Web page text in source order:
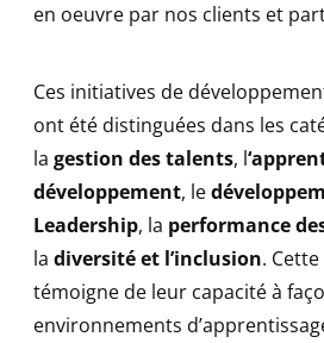
en oeuvre par nos clients et
Ces initiatives de
ont été distinguées dans les
la gestion des talents, l
développement, le
Leadership, la performance
la diversité et l’inclusion.
témoigne de leur capacité à
environnements